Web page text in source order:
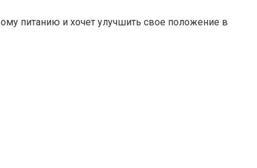
питанию и хочет улучшить свое положение в